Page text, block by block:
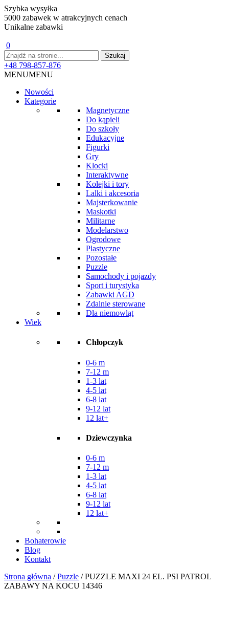
Szybka wysyłka
5000 zabawek w atrakcyjnych cenach
Unikalne zabawki
0
+48 798-857-876
MENUMENU
Nowości
Kategorie
Magnetyczne
Do kąpieli
Do szkoły
Edukacyjne
Figurki
Gry
Klocki
Interaktywne
Kolejki i tory
Lalki i akcesoria
Majsterkowanie
Maskotki
Militarne
Modelarstwo
Ogrodowe
Plastyczne
Pozostałe
Puzzle
Samochody i pojazdy
Sport i turystyka
Zabawki AGD
Zdalnie sterowane
Dla niemowląt
Wiek
Chłopczyk
0-6 m
7-12 m
1-3 lat
4-5 lat
6-8 lat
9-12 lat
12 lat+
Dziewczynka
0-6 m
7-12 m
1-3 lat
4-5 lat
6-8 lat
9-12 lat
12 lat+
Bohaterowie
Blog
Kontakt
Strona główna /Puzzle / PUZZLE MAXI 24 EL. PSI PATROL
ZABAWY NA KOCU 14346